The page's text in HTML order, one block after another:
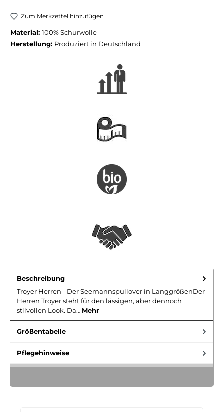
Zum Merkzettel hinzufügen
Material: 100% Schurwolle
Herstellung: Produziert in Deutschland
Beschreibung
Troyer Herren - Der Seemannspullover in LanggrößenDer
Herren Troyer steht für den lässigen, aber dennoch
stilvollen Look. Da… Mehr
Größentabelle
Pflegehinweise